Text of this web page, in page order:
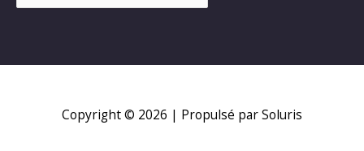
Copyright © 2026 | Propulsé par Soluris